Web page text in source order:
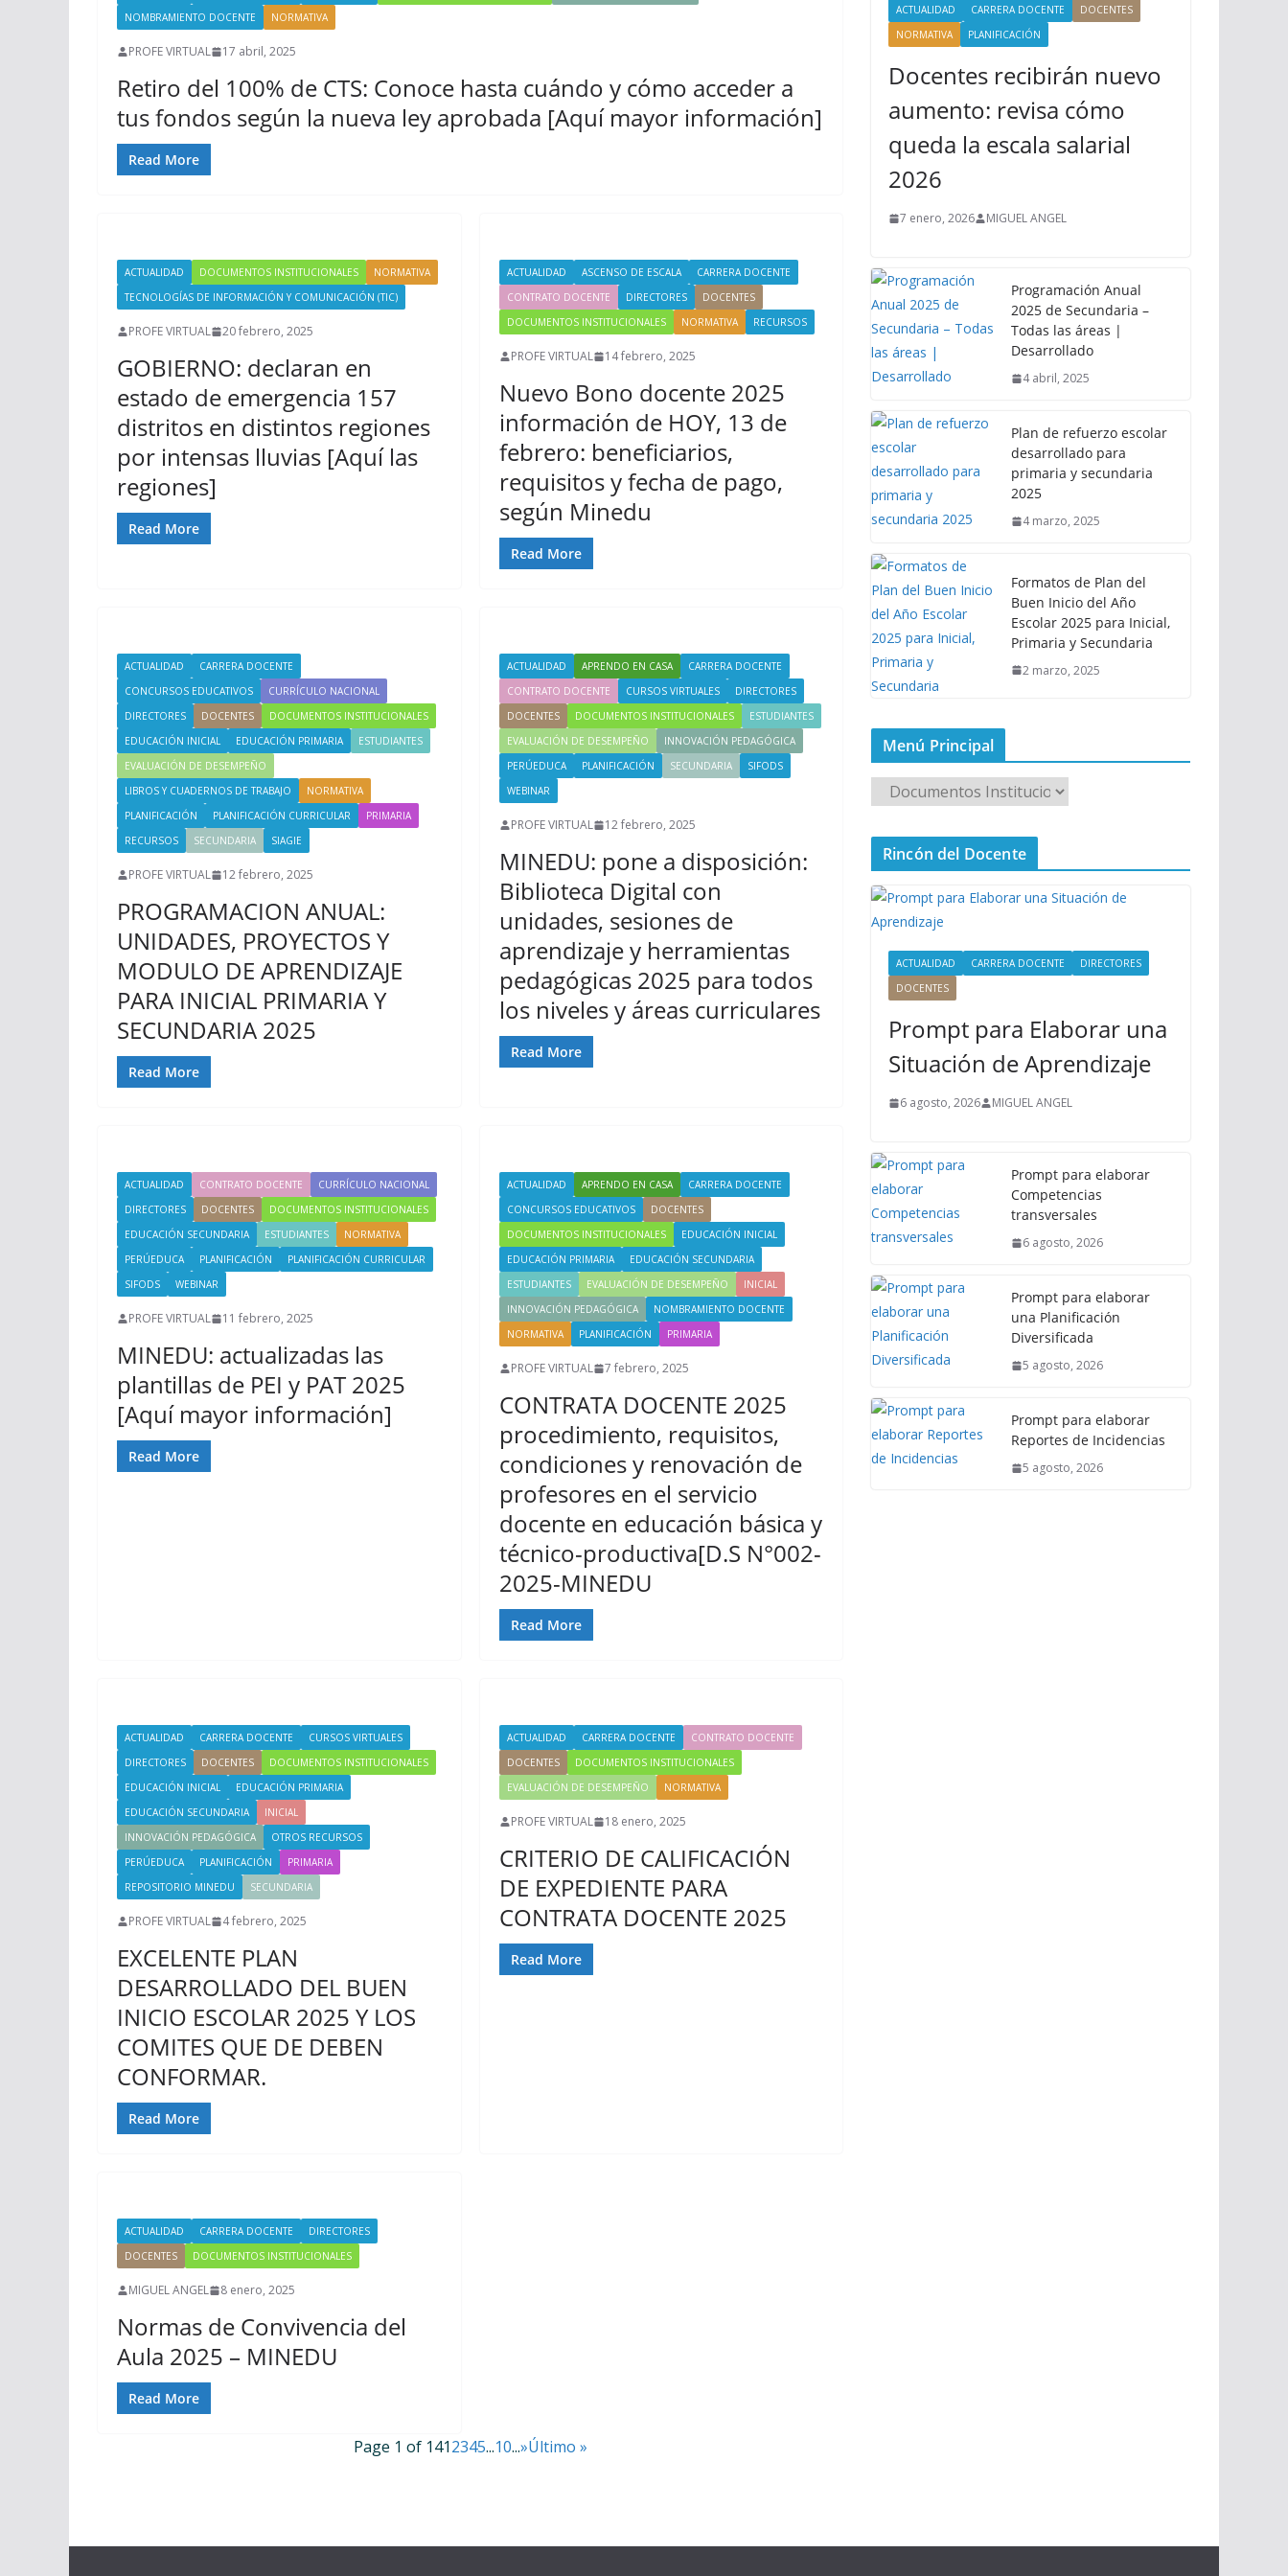
NOMBRAMIENTO DOCENTE
NORMATIVA
PROFE VIRTUAL 17 abril, 2025
Retiro del 100% de CTS: Conoce hasta cuándo y cómo acceder a
tus fondos según la nueva ley aprobada [Aquí mayor información]
Read More
ACTUALIDAD DOCUMENTOS INSTITUCIONALES
NORMATIVA
TECNOLOGÍAS DE INFORMACIÓN Y COMUNICACIÓN (TIC)
PROFE VIRTUAL 20 febrero, 2025
GOBIERNO: declaran en
estado de emergencia 157
distritos en distintos regiones
por intensas lluvias [Aquí las
regiones]
Read More
ACTUALIDAD ASCENSO DE ESCALA
CARRERA DOCENTE
CONTRATO DOCENTE
DIRECTORES
DOCENTES
DOCUMENTOS INSTITUCIONALES
NORMATIVA RECURSOS
PROFE VIRTUAL 14 febrero, 2025
Nuevo Bono docente 2025
información de HOY, 13 de
febrero: beneficiarios,
requisitos y fecha de pago,
según Minedu
Read More
ACTUALIDAD
CARRERA DOCENTE
CONCURSOS EDUCATIVOS
CURRÍCULO NACIONAL
DIRECTORES
DOCENTES
DOCUMENTOS INSTITUCIONALES
EDUCACIÓN INICIAL
EDUCACIÓN PRIMARIA
ESTUDIANTES
EVALUACIÓN DE DESEMPEÑO
LIBROS Y CUADERNOS DE TRABAJO
NORMATIVA
PLANIFICACIÓN
PLANIFICACIÓN CURRICULAR
PRIMARIA
RECURSOS
SECUNDARIA SIAGIE
PROFE VIRTUAL 12 febrero, 2025
PROGRAMACION ANUAL:
UNIDADES, PROYECTOS Y
MODULO DE APRENDIZAJE
PARA INICIAL PRIMARIA Y
SECUNDARIA 2025
Read More
ACTUALIDAD APRENDO EN CASA
CARRERA DOCENTE
CONTRATO DOCENTE
CURSOS VIRTUALES
DIRECTORES
DOCENTES
DOCUMENTOS INSTITUCIONALES
ESTUDIANTES
EVALUACIÓN DE DESEMPEÑO
INNOVACIÓN PEDAGÓGICA
PERÚEDUCA
PLANIFICACIÓN SECUNDARIA
SIFODS
WEBINAR
PROFE VIRTUAL 12 febrero, 2025
MINEDU: pone a disposición:
Biblioteca Digital con
unidades, sesiones de
aprendizaje y herramientas
pedagógicas 2025 para todos
los niveles y áreas curriculares
Read More
ACTUALIDAD CONTRATO DOCENTE
CURRÍCULO NACIONAL
DIRECTORES
DOCENTES
DOCUMENTOS INSTITUCIONALES
EDUCACIÓN SECUNDARIA
ESTUDIANTES
NORMATIVA
PERÚEDUCA
PLANIFICACIÓN
PLANIFICACIÓN CURRICULAR
SIFODS
WEBINAR
PROFE VIRTUAL 11 febrero, 2025
MINEDU: actualizadas las
plantillas de PEI y PAT 2025
[Aquí mayor información]
Read More
ACTUALIDAD APRENDO EN CASA
CARRERA DOCENTE
CONCURSOS EDUCATIVOS
DOCENTES
DOCUMENTOS INSTITUCIONALES
EDUCACIÓN INICIAL
EDUCACIÓN PRIMARIA
EDUCACIÓN SECUNDARIA
ESTUDIANTES
EVALUACIÓN DE DESEMPEÑO
INICIAL
INNOVACIÓN PEDAGÓGICA
NOMBRAMIENTO DOCENTE
NORMATIVA
PLANIFICACIÓN PRIMARIA
PROFE VIRTUAL 7 febrero, 2025
CONTRATA DOCENTE 2025
procedimiento, requisitos,
condiciones y renovación de
profesores en el servicio
docente en educación básica y
técnico-productiva[D.S N°002-
2025-MINEDU
Read More
ACTUALIDAD CARRERA DOCENTE
CURSOS VIRTUALES
DIRECTORES
DOCENTES
DOCUMENTOS INSTITUCIONALES
EDUCACIÓN INICIAL
EDUCACIÓN PRIMARIA
EDUCACIÓN SECUNDARIA
INICIAL
INNOVACIÓN PEDAGÓGICA
OTROS RECURSOS
PERÚEDUCA
PLANIFICACIÓN
PRIMARIA
REPOSITORIO MINEDU
SECUNDARIA
PROFE VIRTUAL 4 febrero, 2025
EXCELENTE PLAN
DESARROLLADO DEL BUEN
INICIO ESCOLAR 2025 Y LOS
COMITES QUE DE DEBEN
CONFORMAR.
Read More
ACTUALIDAD CARRERA DOCENTE
CONTRATO DOCENTE
DOCENTES
DOCUMENTOS INSTITUCIONALES
EVALUACIÓN DE DESEMPEÑO
NORMATIVA
PROFE VIRTUAL 18 enero, 2025
CRITERIO DE CALIFICACIÓN
DE EXPEDIENTE PARA
CONTRATA DOCENTE 2025
Read More
ACTUALIDAD CARRERA DOCENTE
DIRECTORES
DOCENTES
DOCUMENTOS INSTITUCIONALES
MIGUEL ANGEL 8 enero, 2025
Normas de Convivencia del
Aula 2025 – MINEDU
Read More
Page 1 of 1412345...10...»Último »
ACTUALIDAD CARRERA DOCENTE
DOCENTES
NORMATIVA
PLANIFICACIÓN
Docentes recibirán nuevo
aumento: revisa cómo
queda la escala salarial
2026
7 enero, 2026 MIGUEL ANGEL
Programación Anual
2025 de Secundaria –
Todas las áreas |
Desarrollado
4 abril, 2025
Plan de refuerzo escolar
desarrollado para
primaria y secundaria
2025
4 marzo, 2025
Formatos de Plan del
Buen Inicio del Año
Escolar 2025 para Inicial,
Primaria y Secundaria
2 marzo, 2025
Menú Principal
e
n
P
i
Rincón del Docente
ACTUALIDAD CARRERA DOCENTE
DIRECTORES
DOCENTES
Prompt para Elaborar una
Situación de Aprendizaje
6 agosto, 2026 MIGUEL ANGEL
Prompt para elaborar
Competencias
transversales
6 agosto, 2026
Prompt para elaborar
una Planificación
Diversificada
5 agosto, 2026
Prompt para elaborar
Reportes de Incidencias
5 agosto, 2026